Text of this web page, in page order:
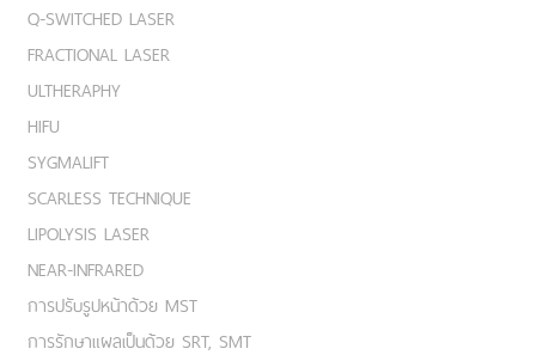
Q-SWITCHED LASER
FRACTIONAL LASER
ULTHERAPHY
HIFU
SYGMALIFT
SCARLESS TECHNIQUE
LIPOLYSIS LASER
NEAR-INFRARED
การปรับรูปหน้าด้วย MST
การรักษาแผลเป็นด้วย SRT, SMT